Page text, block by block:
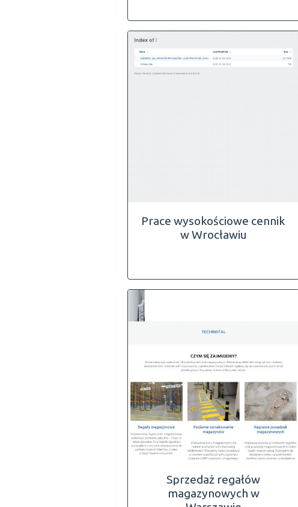
Prace wysokościowe cennik
w Wrocławiu
Sprzedaż regałów
magazynowych w